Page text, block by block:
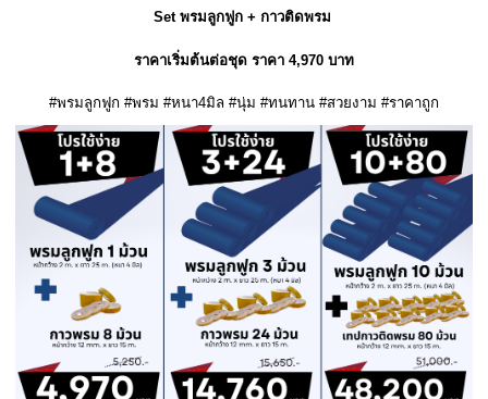
Set พรมลูกฟูก + กาวติดพรม
ราคาเริ่มต้นต่อชุด ราคา 4,970 บาท
#พรมลูกฟูก #พรม #หนา4มิล #นุ่ม #ทนทาน #สวยงาม #ราคาถูก